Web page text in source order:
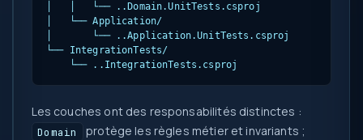
│   │   └── . .Domain.UnitTests.csproj
│   └── Application/
│       └── . .Application.UnitTests.csproj
└── IntegrationTests/
    └──
. .IntegrationTests.csproj
Les couches ont des responsabilités distinctes :
Domain protège les règles métier et invariants ;